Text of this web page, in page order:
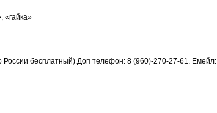
«гайка»
России бесплатный).Доп телефон: 8 (960)-270-27-61. Емейл: